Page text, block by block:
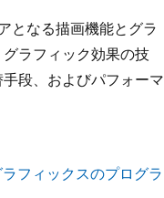
となる描画機能とグラ
ラフィック効果の技
段、およびパフォーマ
フィックスのプログラ